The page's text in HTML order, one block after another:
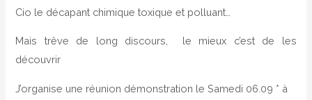
Cio le décapant chimique toxique et polluant…
Mais trêve de long discours, le mieux c’est de les
découvrir
J’organise une réunion démonstration le Samedi 06.09 * à